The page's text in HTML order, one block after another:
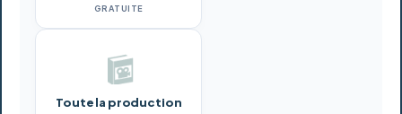
GRATUITE
Toute la production